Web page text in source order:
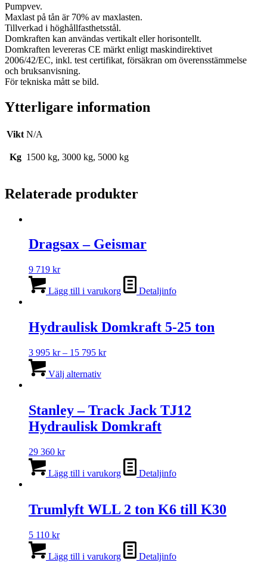
Pumpvev.
Maxlast på tån är 70% av maxlasten.
Tillverkad i höghållfasthetsstål.
Domkraften kan användas vertikalt eller horisontellt.
Domkraften levereras CE märkt enligt maskindirektivet
2006/42/EC, inkl. test certifikat, försäkran om överensstämmelse
och bruksanvisning.
För tekniska mått se bild.
Ytterligare information
Vikt N/A
Kg 1500 kg, 3000 kg, 5000 kg
Relaterade produkter
Dragsax – Geismar
9 719 kr
Lägg till i varukorg Detaljinfo
Hydraulisk Domkraft 5-25 ton
3 995 kr – 15 795 krPrisintervall:
795 kr
Välj alternativhär
flera
varianter.
De
väljas
på
Stanley – Track Jack TJ12
Hydraulisk Domkraft
29 360 kr
Lägg till i varukorg Detaljinfo
Trumlyft WLL 2 ton K6 till K30
5 110 kr
Lägg till i varukorg Detaljinfo